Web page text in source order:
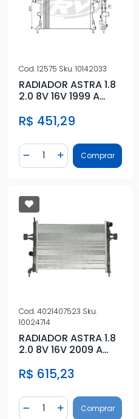
Cod.12575 Sku.10142033
RADIADOR ASTRA 1.8
2.0 8V 16V 1999 A
MANUAL
R$ 451,29
Diminuir Quantidade
Quantidade
Adicionar Quantidade
Comprar
Cod.4021407523 Sku.
10024714
RADIADOR ASTRA 1.8
2.0 8V 16V 2009 A
R$ 615,23
Diminuir Quantidade
Quantidade
Adicionar Quantidade
Comprar